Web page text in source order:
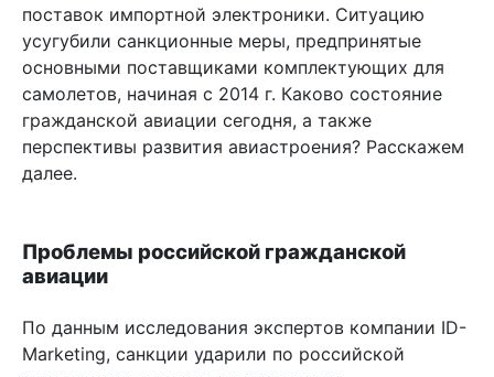
поставок импортной электроники. Ситуацию
усугубили санкционные меры, предпринятые
основными поставщиками комплектующих для
самолетов, начиная с 2014 г. Каково состояние
гражданской авиации сегодня, а также
перспективы развития авиастроения? Расскажем
далее.
Проблемы российской гражданской
авиации
По данным исследования экспертов компании ID-
Marketing, санкции ударили по российской